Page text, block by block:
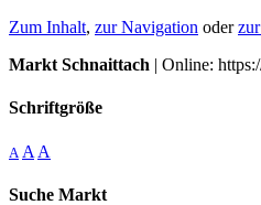
Zum Inhalt, zur Navigation oder
Markt Schnaittach | Online:
Schriftgröße
A A A
Suche Markt